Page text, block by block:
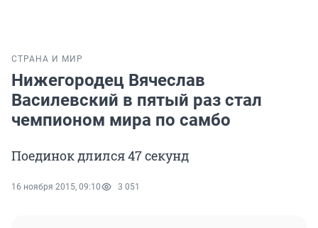
СТРАНА И МИР
Нижегородец Вячеслав
Василевский в пятый раз стал
чемпионом мира по самбо
Поединок длился 47 секунд
16 ноября 2015, 09:10 3 051